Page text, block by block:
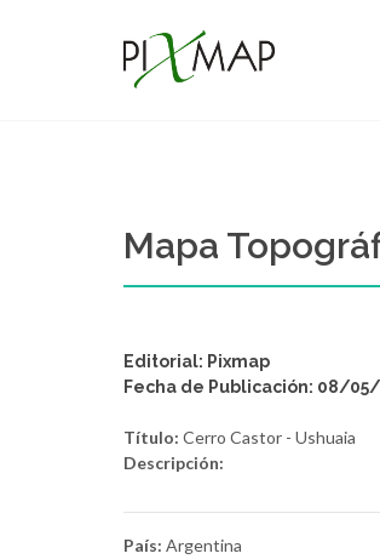
Mapa
Editorial: Pixmap
Fecha de Publicación: 08/
Título: Cerro Castor - Ushuaia
Descripción:
País: Argentina